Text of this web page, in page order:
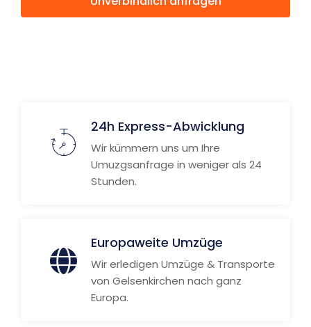
24h Express-Abwicklung
Wir kümmern uns um Ihre
Umuzgsanfrage in weniger als 24
Stunden.
Europaweite Umzüge
Wir erledigen Umzüge & Transporte
von Gelsenkirchen nach ganz
Europa.